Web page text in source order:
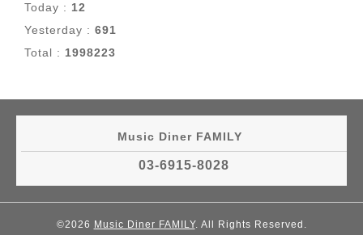
Today : 12
Yesterday : 691
Total : 1998223
Music Diner FAMILY
03-6915-8028
©2026 Music Diner FAMILY. All Rights Reserved.